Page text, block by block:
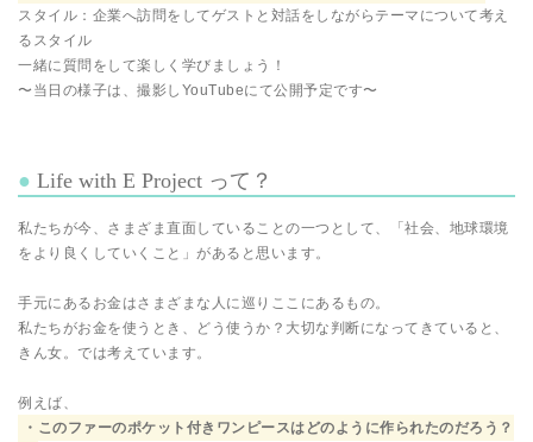
スタイル：企業へ訪問をしてゲストと対話をしながらテーマについて考え
るスタイル
一緒に質問をして楽しく学びましょう！
〜当日の様子は、撮影しYouTubeにて公開予定です〜
Life with E Project って？
私たちが今、さまざま直面していることの一つとして、「社会、地球環境
をより良くしていくこと」があると思います。
手元にあるお金はさまざまな人に巡りここにあるもの。
私たちがお金を使うとき、どう使うか？大切な判断になってきていると、
きん女。では考えています。
例えば、
・このファーのポケット付きワンピースはどのように作られたのだろう？